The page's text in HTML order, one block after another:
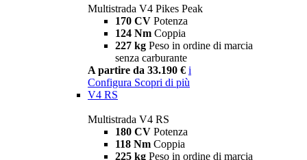
Multistrada V4 Pikes Peak
170 CV Potenza
124 Nm Coppia
227 kg Peso in ordine di marcia
senza carburante
A partire da 33.190 € i
Configura Scopri di più
V4 RS
Multistrada V4 RS
180 CV Potenza
118 Nm Coppia
225 kg Peso in ordine di marcia